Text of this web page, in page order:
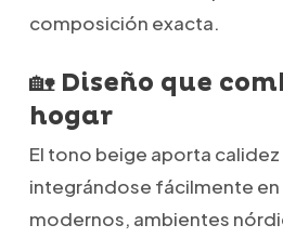
composición exacta.
🏡 Diseño que
hogar
El tono beige aporta
integrándose fácilmente en
modernos, ambientes